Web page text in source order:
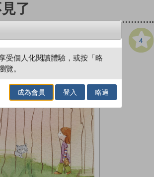
了
4
受個人化閱讀體驗，或按「略
覽。
成為會員 登入 略過